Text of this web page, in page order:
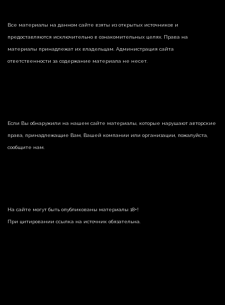
Все материалы на данном сайте взяты из открытых источников и
предоставляются исключительно в ознакомительных целях. Права на
материалы принадлежат их владельцам. Администрация сайта
ответственности за содержание материала не несет.
Если Вы обнаружили на нашем сайте материалы, которые нарушают авторские
права, принадлежащие Вам, Вашей компании или организации, пожалуйста,
сообщите нам.
На сайте могут быть опубликованы материалы 18+!
При цитировании ссылка на источник обязательна.